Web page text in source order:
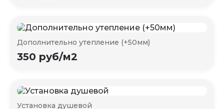
Дополнительно утепление (+50мм)
350 руб/м2
Установка душевой